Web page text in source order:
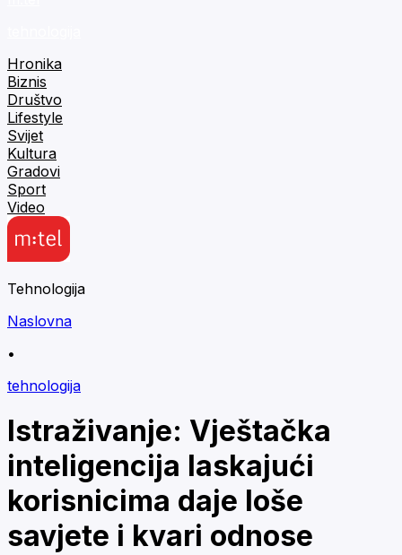
Hronika
Biznis
Društvo
Lifestyle
Svijet
Kultura
Gradovi
Sport
Video
Tehnologija
Naslovna
•
tehnologija
Istraživanje: Vještačka
inteligencija laskajući
korisnicima daje loše
savjete i kvari odnose